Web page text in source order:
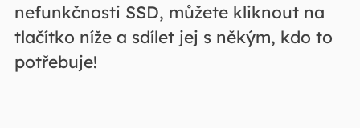
nefunkčnosti SSD, můžete kliknout na
tlačítko níže a sdílet jej s někým, kdo to
potřebuje!